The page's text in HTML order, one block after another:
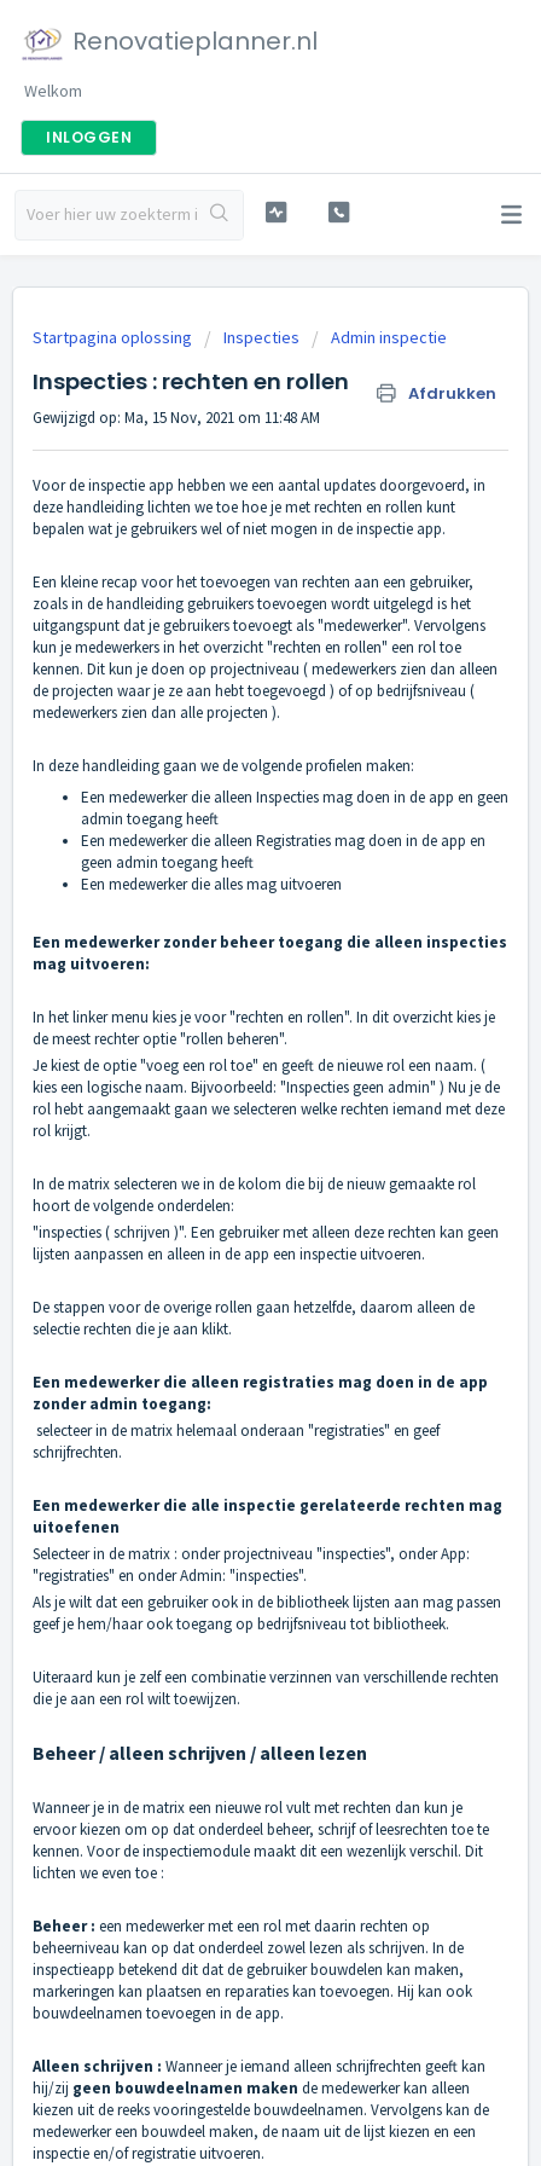
Renovatieplanner.nl
Welkom
INLOGGEN
Startpagina oplossing Inspecties Admin inspectie
Inspecties : rechten en rollen Afdrukken
Gewijzigd op: Ma, 15 Nov, 2021 om 11:48 AM
Voor de inspectie app hebben we een aantal updates doorgevoerd, in
deze handleiding lichten we toe hoe je met rechten en rollen kunt
bepalen wat je gebruikers wel of niet mogen in de inspectie app.
Een kleine recap voor het toevoegen van rechten aan een gebruiker,
zoals in de handleiding gebruikers toevoegen wordt uitgelegd is het
uitgangspunt dat je gebruikers toevoegt als "medewerker". Vervolgens
kun je medewerkers in het overzicht "rechten en rollen" een rol toe
kennen. Dit kun je doen op projectniveau ( medewerkers zien dan alleen
de projecten waar je ze aan hebt toegevoegd ) of op bedrijfsniveau (
medewerkers zien dan alle projecten ).
In deze handleiding gaan we de volgende profielen maken:
Een medewerker die alleen Inspecties mag doen in de app en geen
admin toegang heeft
Een medewerker die alleen Registraties mag doen in de app en
geen admin toegang heeft
Een medewerker die alles mag uitvoeren
Een medewerker zonder beheer toegang die alleen inspecties
mag uitvoeren:
In het linker menu kies je voor "rechten en rollen". In dit overzicht kies je
de meest rechter optie "rollen beheren".
Je kiest de optie "voeg een rol toe" en geeft de nieuwe rol een naam. (
kies een logische naam. Bijvoorbeeld: "Inspecties geen admin" ) Nu je de
rol hebt aangemaakt gaan we selecteren welke rechten iemand met deze
rol krijgt.
In de matrix selecteren we in de kolom die bij de nieuw gemaakte rol
hoort de volgende onderdelen:
"inspecties ( schrijven )". Een gebruiker met alleen deze rechten kan geen
lijsten aanpassen en alleen in de app een inspectie uitvoeren.
De stappen voor de overige rollen gaan hetzelfde, daarom alleen de
selectie rechten die je aan klikt.
Een medewerker die alleen registraties mag doen in de app
zonder admin toegang:
selecteer in de matrix helemaal onderaan "registraties" en geef
schrijfrechten.
Een medewerker die alle inspectie gerelateerde rechten mag
uitoefenen
Selecteer in de matrix : onder projectniveau "inspecties", onder App:
"registraties" en onder Admin: "inspecties".
Als je wilt dat een gebruiker ook in de bibliotheek lijsten aan mag passen
geef je hem/haar ook toegang op bedrijfsniveau tot bibliotheek.
Uiteraard kun je zelf een combinatie verzinnen van verschillende rechten
die je aan een rol wilt toewijzen.
Beheer / alleen schrijven / alleen lezen
Wanneer je in de matrix een nieuwe rol vult met rechten dan kun je
ervoor kiezen om op dat onderdeel beheer, schrijf of leesrechten toe te
kennen. Voor de inspectiemodule maakt dit een wezenlijk verschil. Dit
lichten we even toe :
Beheer : een medewerker met een rol met daarin rechten op
beheerniveau kan op dat onderdeel zowel lezen als schrijven. In de
inspectieapp betekend dit dat de gebruiker bouwdelen kan maken,
markeringen kan plaatsen en reparaties kan toevoegen. Hij kan ook
bouwdeelnamen toevoegen in de app.
Alleen schrijven : Wanneer je iemand alleen schrijfrechten geeft kan
hij/zij geen bouwdeelnamen maken de medewerker kan alleen
kiezen uit de reeks vooringestelde bouwdeelnamen. Vervolgens kan de
medewerker een bouwdeel maken, de naam uit de lijst kiezen en een
inspectie en/of registratie uitvoeren.